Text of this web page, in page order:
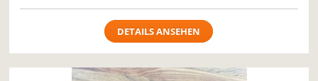
DETAILS ANSEHEN